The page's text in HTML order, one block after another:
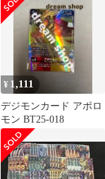
¥ 1,111
デジモンカード アポロ
モン BT25-018